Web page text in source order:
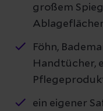
großem
Föhn,
Handtücher,
ein eigener